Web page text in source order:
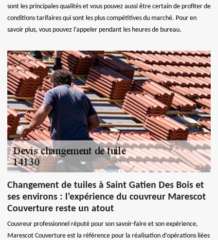
sont les principales qualités et vous pouvez aussi être certain de profiter de
conditions tarifaires qui sont les plus compétitives du marché. Pour en
savoir plus, vous pouvez l’appeler pendant les heures de bureau.
Changement de tuiles à Saint Gatien Des Bois et
ses environs : l’expérience du couvreur Marescot
Couverture reste un atout
Couvreur professionnel réputé pour son savoir-faire et son expérience,
Marescot Couverture est la référence pour la réalisation d’opérations liées